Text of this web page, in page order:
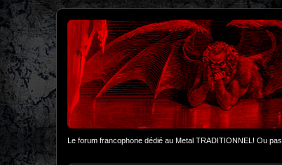
Le forum francophone dédié au Metal TRADITIONNEL! Ou pas.